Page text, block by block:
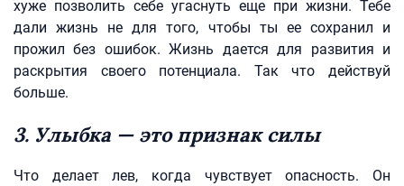
хуже позволить себе угаснуть еще при жизни. Тебе
дали жизнь не для того, чтобы ты ее сохранил и
прожил без ошибок. Жизнь дается для развития и
раскрытия своего потенциала. Так что действуй
больше.
3. Улыбка — это признак силы
Что делает лев, когда чувствует опасность. Он